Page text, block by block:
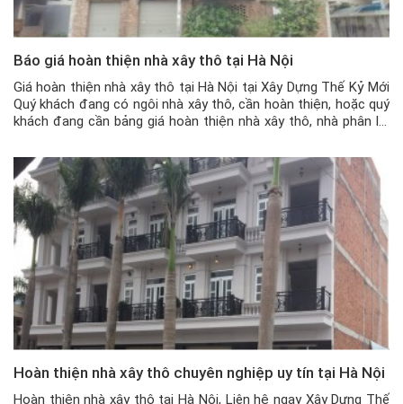
Báo giá hoàn thiện nhà xây thô tại Hà Nội
Giá hoàn thiện nhà xây thô tại Hà Nội tại Xây Dựng Thế Kỷ Mới
Quý khách đang có ngôi nhà xây thô, cần hoàn thiện, hoặc quý
khách đang cần bảng giá hoàn thiện nhà xây thô, nhà phân lô,
Hotline […]
Hoàn thiện nhà xây thô chuyên nghiệp uy tín tại Hà Nội
Hoàn thiện nhà xây thô tại Hà Nội, Liên hệ ngay Xây Dựng Thế